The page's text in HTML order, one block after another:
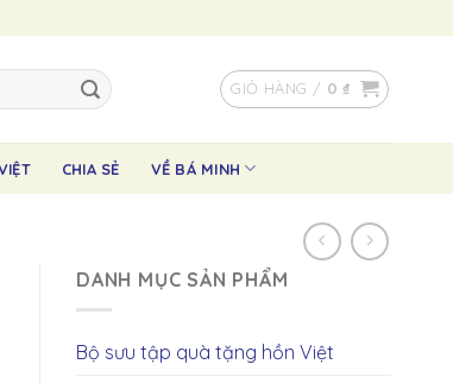
GIỎ HÀNG / 0₫
CHIA SẺ VỀ BÁ MINH
DANH MỤC SẢN PHẨM
Bộ sưu tập quà tặng hồn Việt